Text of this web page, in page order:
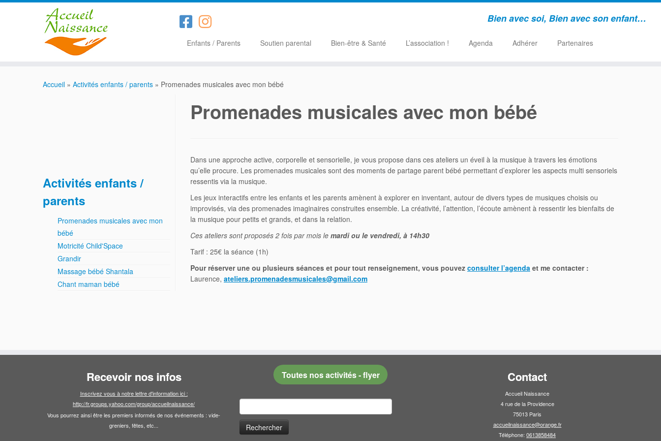
Bien avec soi, Bien avec son enfant…
Enfants / Parents Soutien parental Bien-être & Santé L’association ! Agenda Adhérer Partenaires
Accueil » Activités enfants / parents » Promenades musicales avec mon bébé
Activités enfants /
parents
Promenades musicales avec mon
bébé
Motricité Child'Space
Grandir
Massage bébé Shantala
Chant maman bébé
Promenades musicales avec mon bébé
Dans une approche active, corporelle et sensorielle, je vous propose dans ces ateliers un éveil à la musique à travers les émotions
qu’elle procure. Les promenades musicales sont des moments de partage parent bébé permettant d’explorer les aspects multi sensoriels
ressentis via la musique.
Les jeux interactifs entre les enfants et les parents amènent à explorer en inventant, autour de divers types de musiques choisis ou
improvisés, via des promenades imaginaires construites ensemble. La créativité, l’attention, l’écoute amènent à ressentir les bienfaits de
la musique pour petits et grands, et dans la relation.
Ces ateliers sont proposés 2 fois par mois le mardi ou le vendredi, à 14h30
Tarif : 25€ la séance (1h)
Pour réserver une ou plusieurs séances et pour tout renseignement, vous pouvez consulter l’agenda et me contacter :
Laurence, ateliers.promenadesmusicales@gmail.com
Recevoir nos infos
Inscrivez vous à notre lettre d'information ici :
http://fr.groups.yahoo.com/group/accueilnaissance/
Vous pourrez ainsi être les premiers informés de nos événements : vide-
greniers, fêtes, etc...
Toutes nos activités - flyer Contact
Accueil Naissance
4 rue de la Providence
75013 Paris
accueilnaissance@orange.fr
Téléphone: 0613858484